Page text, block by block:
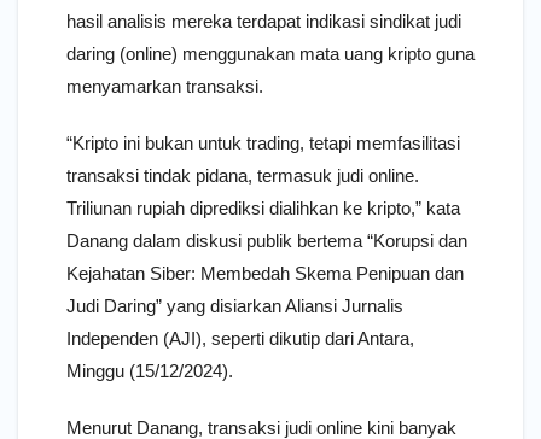
hasil analisis mereka terdapat indikasi sindikat judi
daring (online) menggunakan mata uang kripto guna
menyamarkan transaksi.
“Kripto ini bukan untuk trading, tetapi memfasilitasi
transaksi tindak pidana, termasuk judi online.
Triliunan rupiah diprediksi dialihkan ke kripto,” kata
Danang dalam diskusi publik bertema “Korupsi dan
Kejahatan Siber: Membedah Skema Penipuan dan
Judi Daring” yang disiarkan Aliansi Jurnalis
Independen (AJI), seperti dikutip dari Antara,
Minggu (15/12/2024).
Menurut Danang, transaksi judi online kini banyak